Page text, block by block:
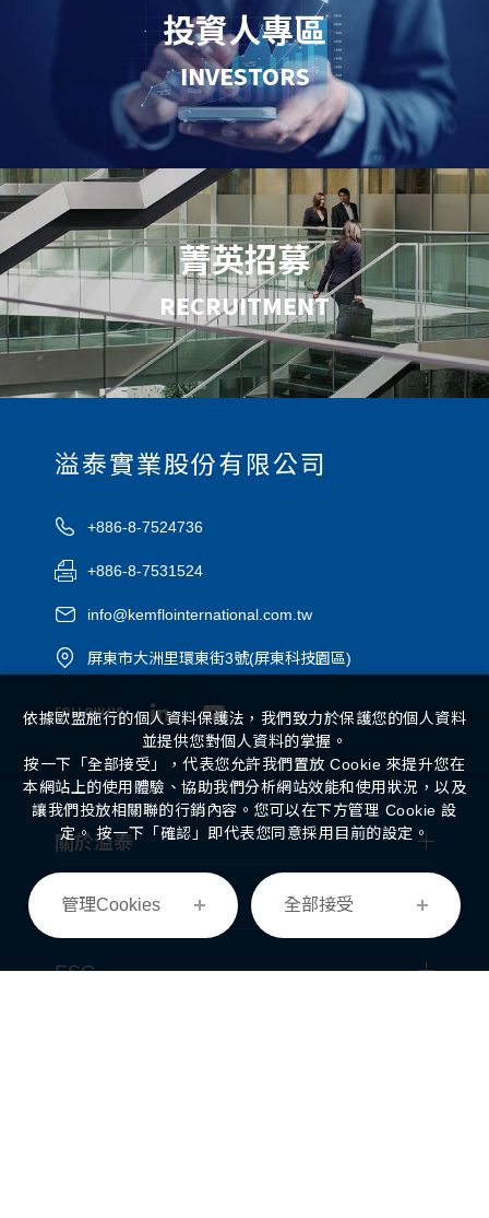
投資人專區
INVESTORS
菁英招募
RECRUITMENT
溢泰實業股份有限公司
+886-8-7524736
+886-8-7531524
info@kemflointernational.com.tw
屏東市大洲里環東街3號(屏東科技園區)
FOLLOW US
關於溢泰
經營事業
ESG
依據歐盟施行的個人資料保護法，我們致力於保護您的個人資料
並提供您對個人資料的掌握。
按一下「全部接受」，代表您允許我們置放 Cookie 來提升您在
本網站上的使用體驗、協助我們分析網站效能和使用狀況，以及
讓我們投放相關聯的行銷內容。您可以在下方管理 Cookie 設
定。 按一下「確認」即代表您同意採用目前的設定。
管理Cookies 全部接受